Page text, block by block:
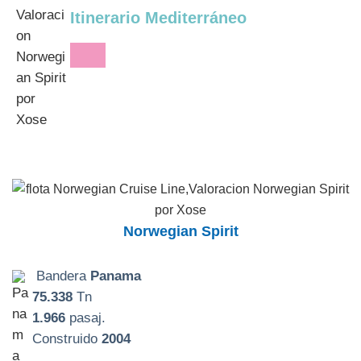
Itinerario Mediterráneo
Norwegian Spirit
Bandera Panama
75.338 Tn
1.966 pasaj.
Construido 2004